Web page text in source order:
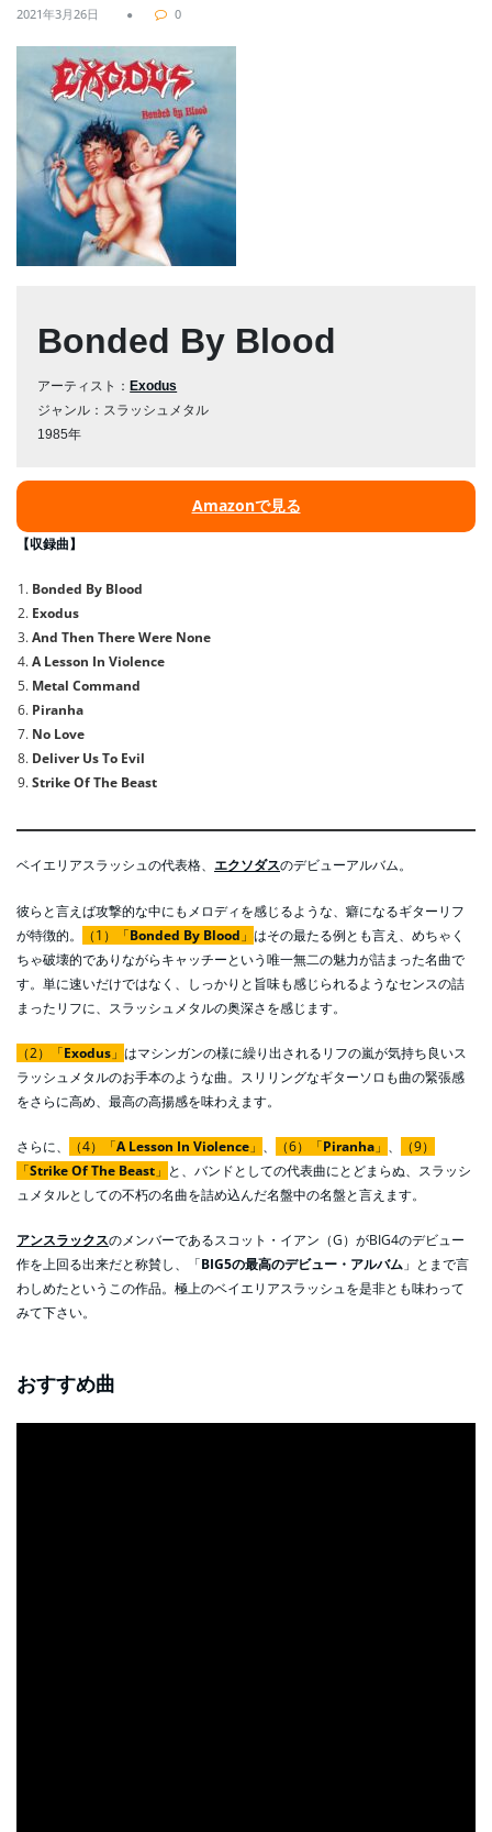
2021年3月26日 0
Bonded By Blood
アーティスト：Exodus
ジャンル：スラッシュメタル
1985年
Amazonで見る
【収録曲】
Bonded By Blood
Exodus
And Then There Were None
A Lesson In Violence
Metal Command
Piranha
No Love
Deliver Us To Evil
Strike Of The Beast
ベイエリアスラッシュの代表格、 エクソダスのデビューアルバム。
彼らと言えば攻撃的な中にもメロディを感じるような、癖になるギターリフ
が特徴的。
（1）「Bonded By Blood 」 はその最たる例とも言え、めちゃく
ちゃ破壊的でありながらキャッチーという唯一無二の魅力が詰まった名曲で
す。単に速いだけではなく、しっかりと旨味も感じられるようなセンスの詰
まったリフに、スラッシュメタルの奥深さを感じます。
（2）「Exodus 」 はマシンガンの様に繰り出されるリフの嵐が気持ち良いス
ラッシュメタルのお手本のような曲。スリリングなギターソロも曲の緊張感
をさらに高め、最高の高揚感を味わえます。
さらに、 （4）「A Lesson In Violence 」 、 （6）「Piranha 」 、
（9）
「Strike Of The Beast 」 と、バンドとしての代表曲にとどまらぬ、スラッシ
ュメタルとしての不朽の名曲を詰め込んだ名盤中の名盤と言えます。
アンスラックスのメンバーであるスコット・イアン（G）がBIG4のデビュー
作を上回る出来だと称賛し、「BIG5の最高のデビュー・アルバム 」とまで言
わしめたというこの作品。極上のベイエリアスラッシュを是非とも味わって
みて下さい。
おすすめ曲